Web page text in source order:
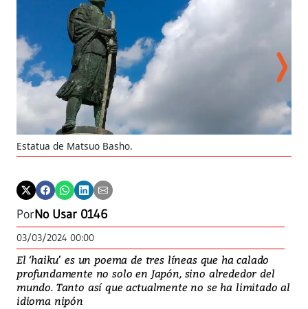
Estatua de Matsuo Basho.
PorNo Usar 0146
03/03/2024 00:00
El ‘haiku’ es un poema de tres líneas que ha calado
profundamente no solo en Japón, sino alrededor del
mundo. Tanto así que actualmente no se ha limitado al
idioma nipón